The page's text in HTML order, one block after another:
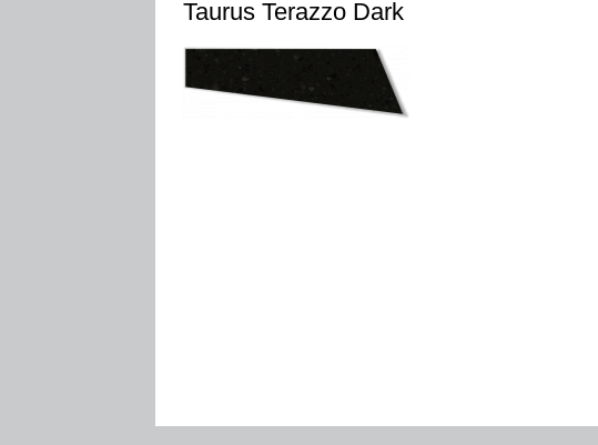
Taurus Terazzo Dark